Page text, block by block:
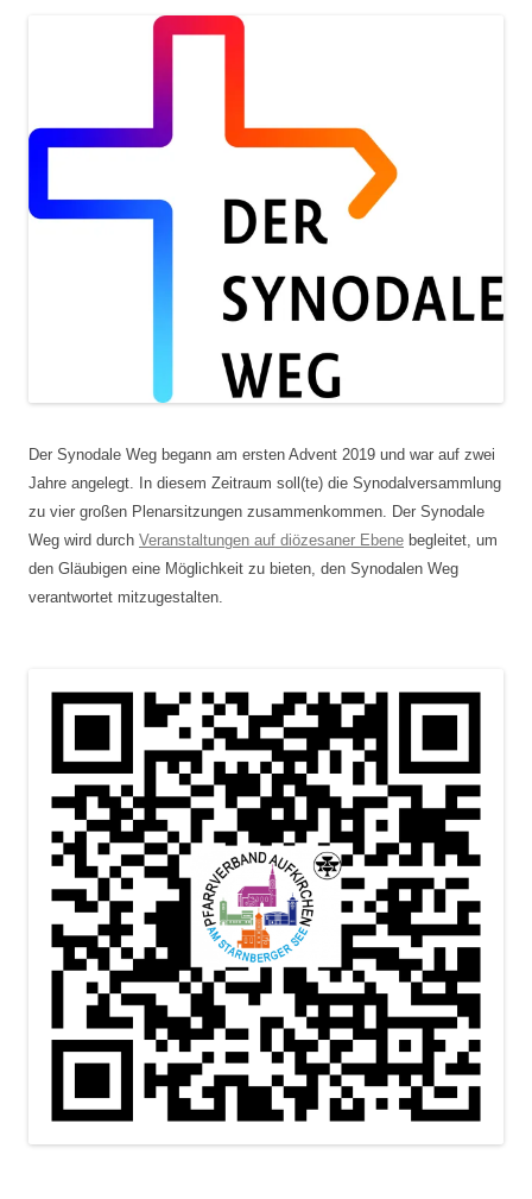
Der Synodale Weg begann am ersten Advent 2019 und war auf zwei
Jahre angelegt. In diesem Zeitraum soll(te) die Synodalversammlung
zu vier großen Plenarsitzungen zusammenkommen. Der Synodale
Weg wird durch Veranstaltungen auf diözesaner Ebene begleitet, um
den Gläubigen eine Möglichkeit zu bieten, den Synodalen Weg
verantwortet mitzugestalten.